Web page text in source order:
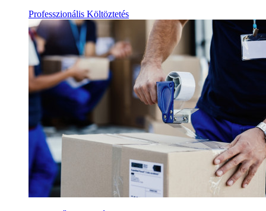
Professzionális Költöztetés